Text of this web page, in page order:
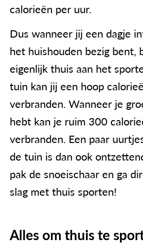
calorieën per uur.
Dus wanneer jij een dagje
het huishouden bezig bent,
eigenlijk thuis aan het
tuin kan jij een hoop
verbranden. Wanneer je
hebt kan je ruim 300
verbranden. Een paar
de tuin is dan ook
pak de snoeischaar en ga
slag met thuis sporten!
Alles om thuis te